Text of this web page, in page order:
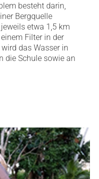
besteht darin,
Bergquelle
etwa 1,5 km
Filter in der
das Wasser in
die Schule sowie an